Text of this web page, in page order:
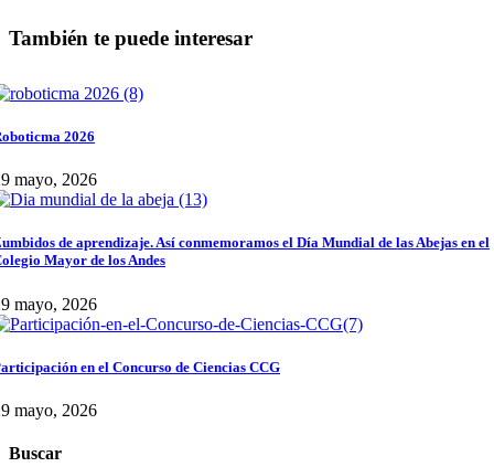
También te puede interesar
2026
mayo, 2026
de aprendizaje. Así conmemoramos el Día Mundial de las Abejas en el
Mayor de los Andes
mayo, 2026
en el Concurso de Ciencias CCG
mayo, 2026
Buscar